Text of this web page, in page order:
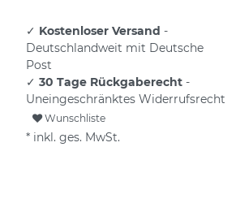
✓ Kostenloser Versand -
Deutschlandweit mit Deutsche
Post
✓ 30 Tage Rückgaberecht -
Uneingeschränktes Widerrufsrecht
Wunschliste
* inkl. ges. MwSt.